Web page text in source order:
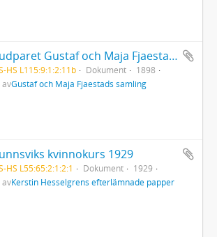
Brudparet Gustaf och Maja Fjaestad med bröllopsfölje på trappan till Väsby prästgård, den 15/7 1898
HS L115:9:1:2:11b Dokument
1898
avGustaf och Maja Fjaestads samling
kvinnokurs 1929
HS L55:65:2:1:2:1 Dokument
1929
avKerstin Hesselgrens efterlämnade papper